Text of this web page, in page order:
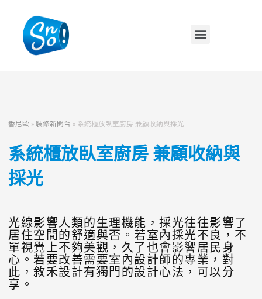
香尼歐 »裝修新聞台 » 系統櫃放臥室廚房 兼顧收納與採光
系統櫃放臥室廚房 兼顧收納與
採光
光線影響人類的生理機能，採光往往影響了
居住空間的舒適與否。若室內採光不良，不
單視覺上不夠美觀，久了也會影響居民身
心。若要改善需要室內設計師的專業，對
此，敘禾設計有獨門的設計心法，可以分
享。